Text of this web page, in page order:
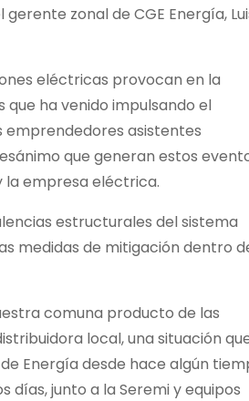
zonal de CGE Energía,
eléctricas provocan en la
ha venido impulsando el
emprendedores asistentes
que generan estos
la empresa eléctrica.
estructurales del sistema
medidas de mitigación dentro
comuna producto de las
local, una situación
Energía desde hace algún
días, junto a la Seremi y equipos